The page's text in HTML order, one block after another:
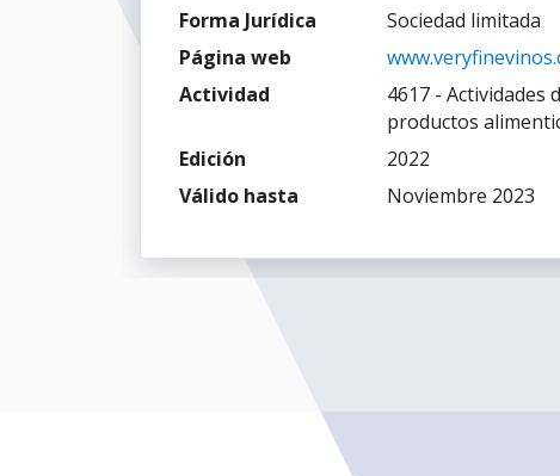
Forma Jurídica
Sociedad limitada
Página web
Actividad
4617 - Actividades
productos
Edición
2022
Válido hasta
Noviembre 2023